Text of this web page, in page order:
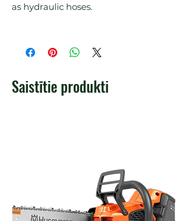
as hydraulic hoses.
Saistītie produkti